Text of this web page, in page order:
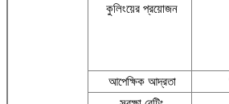
কুলিংয়ের প্রয়োজন
আপেক্ষিক আদ্রতা